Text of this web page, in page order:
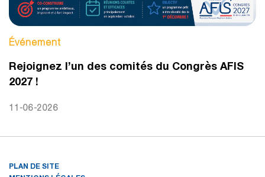
Événement
Rejoignez l’un des comités du Congrès AFIS
2027 !
11-06-2026
PLAN DE SITE